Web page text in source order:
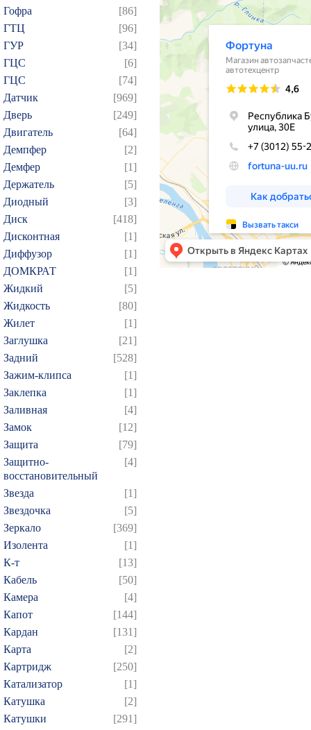
Гофра
[86]
ГТЦ
[96]
ГУР
[34]
ГЦC
[6]
ГЦС
[74]
Датчик
[969]
Дверь
[249]
Двигатель
[64]
Демпфер
[2]
Демфер
[1]
Держатель
[5]
Диодный
[3]
Диск
[418]
Дисконтная
[1]
Диффузор
[1]
ДОМКРАТ
[1]
Жидкий
[5]
Жидкость
[80]
Жилет
[1]
Заглушка
[21]
Задний
[528]
Зажим-клипса
[1]
Заклепка
[1]
Заливная
[4]
Замок
[12]
Защита
[79]
Защитно-
восстановительный
[4]
Звезда
[1]
Звездочка
[5]
Зеркало
[369]
Изолента
[1]
К-т
[13]
Кабель
[50]
Камера
[4]
Капот
[144]
Кардан
[131]
Карта
[2]
Картридж
[250]
Катализатор
[1]
Катушка
[2]
Катушки
[291]